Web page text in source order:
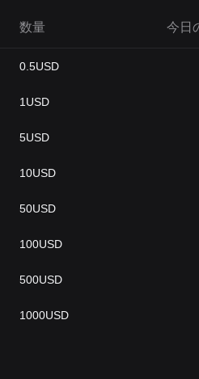
数量 今日
0.5USD
1 USD
5USD
10USD
50USD
100USD
500USD
1000USD